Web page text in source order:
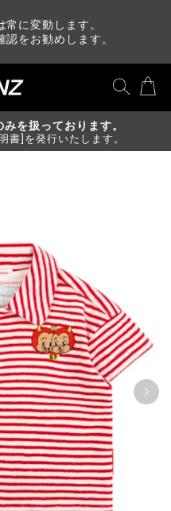
に変動します。
をお勧めします。
を扱っております。
書]を発行いたします。